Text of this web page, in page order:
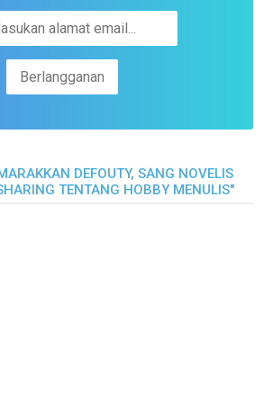
DEFOUTY, SANG NOVELIS
TENTANG HOBBY MENULIS"